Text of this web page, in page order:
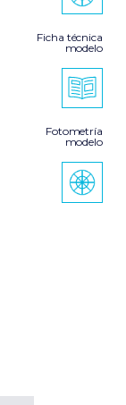
Ficha técnica
modelo
Fotometría
modelo